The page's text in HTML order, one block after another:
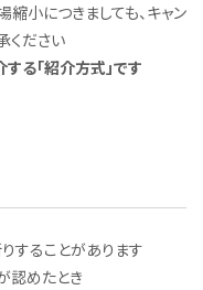
小につきましても、キャン
ください
る「紹介方式」です
することがあります
認めたとき